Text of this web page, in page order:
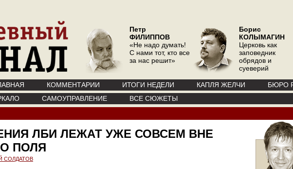
Петр
ФИЛИППОВ
«Не надо думать!
С нами тот, кто все
за нас решит»
Борис
КОЛЫМАГИН
Церковь как
заповедник
обрядов и
суеверий
КОММЕНТАРИИ ИТОГИ НЕДЕЛИ КАПЛЯ ЖЕЛЧИ
БЮРО
САМОУПРАВЛЕНИЕ
ВСЕ СЮЖЕТЫ
ЛБИ ЛЕЖАТ УЖЕ СОВСЕМ ВНЕ
ПОЛЯ
СОЛДАТОВ